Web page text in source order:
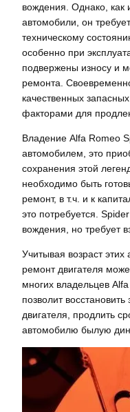
вождения. Однако, как
автомобили, он
техническому
особенно при
подвержены износу и
ремонта.
качественных
факторами для
Владение Alfa Romeo
автомобилем, это
сохранения этой
необходимо быть
ремонт, в т.ч. и к
это потребуется.
вождения, но требует
Учитывая возраст
ремонт двигателя
многих владельцев
позволит восстановить
двигателя, продлить
автомобилю былую